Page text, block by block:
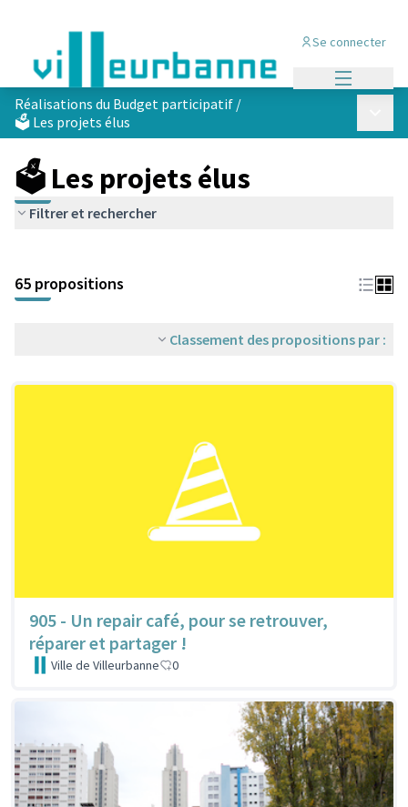
Se connecter
Réalisations du Budget participatif /
🗳️ Les projets élus
🗳️ Les projets élus
Filtrer et rechercher
+
−
65 propositions
Classement des propositions par :
905 - Un repair café, pour se retrouver,
réparer et partager !
Ville de Villeurbanne 0